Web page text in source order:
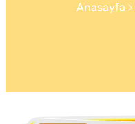
Anasayfa